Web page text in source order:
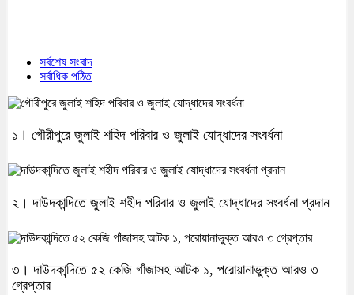
সর্বশেষ সংবাদ
সর্বাধিক পঠিত
১। গৌরীপুরে জুলাই শহিদ পরিবার ও জুলাই যোদ্ধাদের সংবর্ধনা
২। দাউদকান্দিতে জুলাই শহীদ পরিবার ও জুলাই যোদ্ধাদের সংবর্ধনা প্রদান
৩। দাউদকান্দিতে ৫২ কেজি গাঁজাসহ আটক ১, পরোয়ানাভুক্ত আরও ৩
গ্রেপ্তার